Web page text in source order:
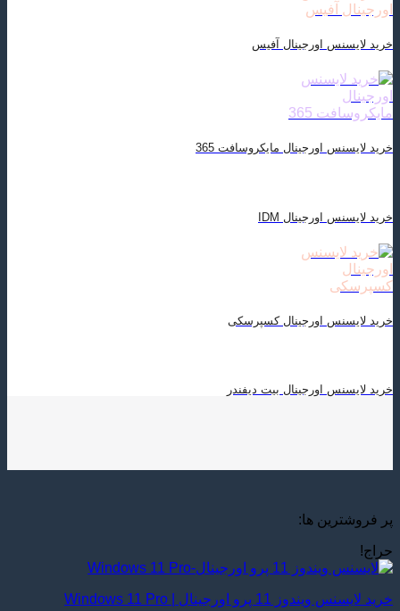
خرید لایسنس اورجینال آفیس
خرید لایسنس اورجینال مایکروسافت 365
خرید لایسنس اورجینال IDM
خرید لایسنس اورجینال کسپرسکی
خرید لایسنس اورجینال بیت دیفندر
پر فروشترین ها:
حراج!
خرید لایسنس ویندوز 11 پرو اورجینال | Windows 11 Pro